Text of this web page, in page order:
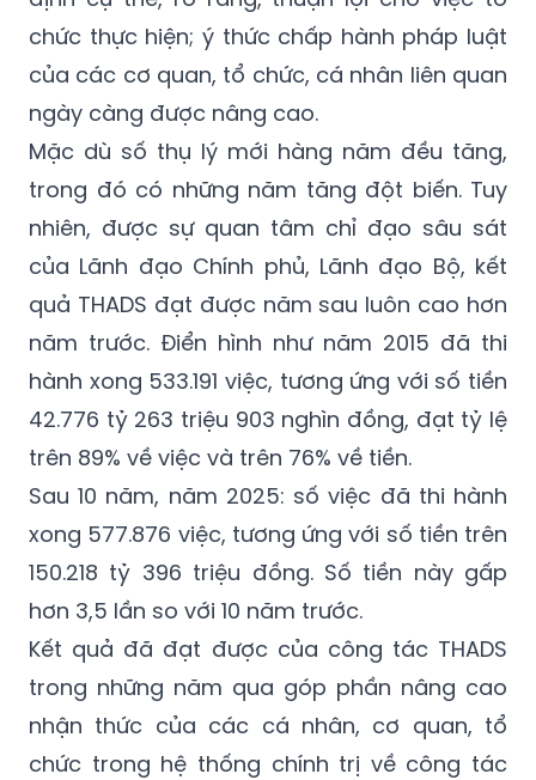
chức thực hiện; ý thức chấp hành pháp luật
của các cơ quan, tổ chức, cá nhân liên quan
ngày càng được nâng cao.
Mặc dù số thụ lý mới hàng năm đều tăng,
trong đó có những năm tăng đột biến. Tuy
nhiên, được sự quan tâm chỉ đạo sâu sát
của Lãnh đạo Chính phủ, Lãnh đạo Bộ, kết
quả THADS đạt được năm sau luôn cao hơn
năm trước. Điển hình như năm 2015 đã thi
hành xong 533.191 việc, tương ứng với số tiền
42.776 tỷ 263 triệu 903 nghìn đồng, đạt tỷ lệ
trên 89% về việc và trên 76% về tiền.
Sau 10 năm, năm 2025: số việc đã thi hành
xong 577.876 việc, tương ứng với số tiền trên
150.218 tỷ 396 triệu đồng. Số tiền này gấp
hơn 3,5 lần so với 10 năm trước.
Kết quả đã đạt được của công tác THADS
trong những năm qua góp phần nâng cao
nhận thức của các cá nhân, cơ quan, tổ
chức trong hệ thống chính trị về công tác